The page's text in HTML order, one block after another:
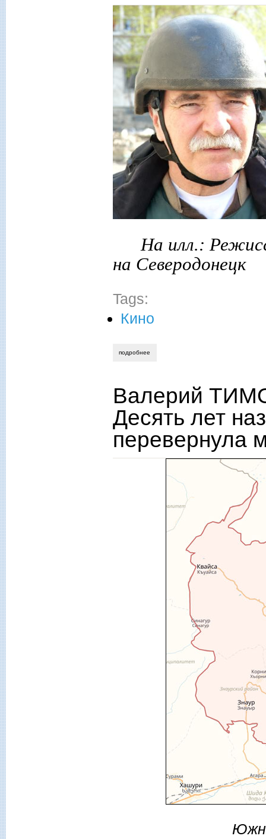
На илл.:
на Северодонецк
Tags:
Кино
подробнее
Валерий
Десять лет
перевернула